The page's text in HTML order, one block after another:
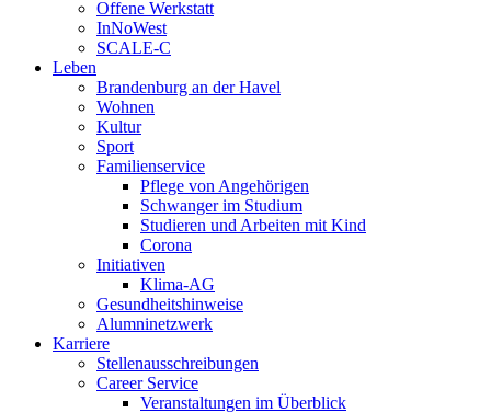
Offene Werkstatt
InNoWest
SCALE-C
Leben
Brandenburg an der Havel
Wohnen
Kultur
Sport
Familienservice
Pflege von Angehörigen
Schwanger im Studium
Studieren und Arbeiten mit Kind
Corona
Initiativen
Klima-AG
Gesundheitshinweise
Alumninetzwerk
Karriere
Stellenausschreibungen
Career Service
Veranstaltungen im Überblick